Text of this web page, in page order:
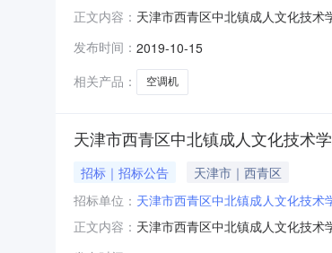
正文内容： 天津市西青区中北镇成人文化技
称和编号1.项目名称：天津市西青
津市秋林
发布时间： 2019-10-15
相关产品：
空调机
天津市西青区中北镇成人文化技术
招标｜招标公告
天津市｜西青区
招标单位： 天津市西青区中北镇成人文化技术
正文内容： 天津市西青区中北镇成人文化技